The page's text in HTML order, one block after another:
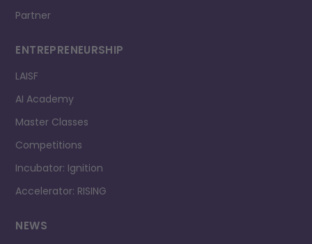
Partner
ENTREPRENEURSHIP
LAISF
AI Academy
Master Classes
Competitions
Incubator: Ignition
Accelerator: RISING
NEWS